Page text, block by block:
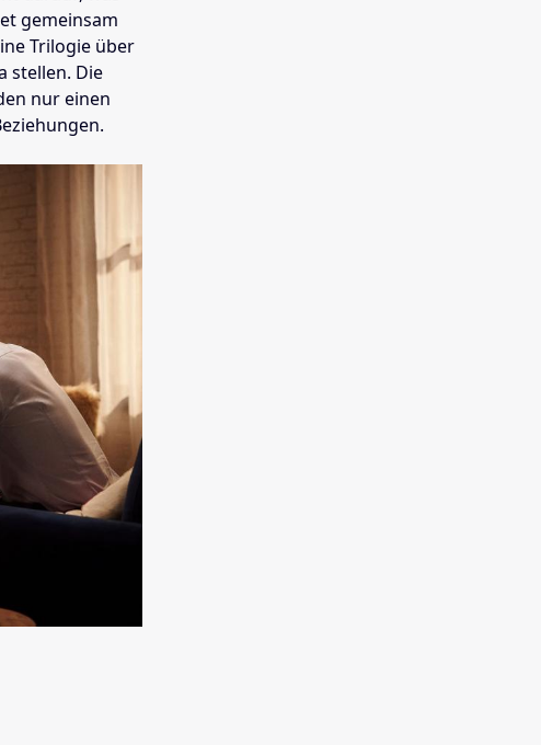
gemeinsam
Trilogie über
stellen. Die
nur einen